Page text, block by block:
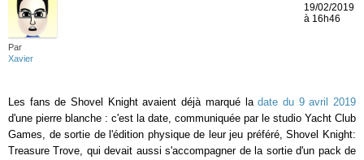
Par
Xavier
19/02/2019
à 16h46
Les fans de Shovel Knight avaient déjà marqué ladate du 9 avril 2019
d'une pierre blanche : c'est la date, communiquée par le studio Yacht Club
Games, de sortie de l'édition physique de leur jeu préféré, Shovel Knight:
Treasure Trove, qui devait aussi s'accompagner de la sortie d'un pack de